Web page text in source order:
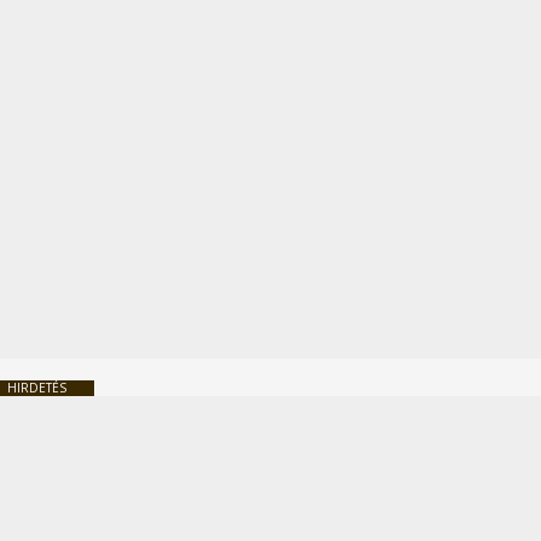
HIRDETÉS